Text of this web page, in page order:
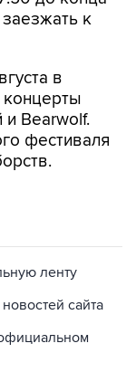
в
Bearwolf.
фестиваля
сайта